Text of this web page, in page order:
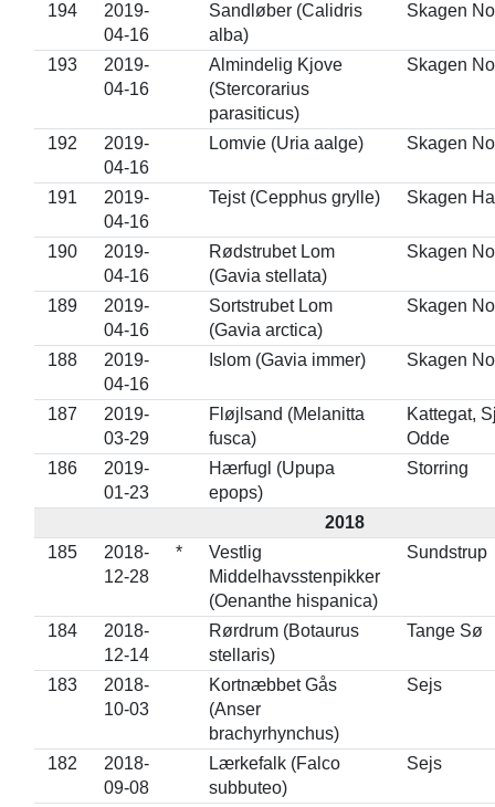
194
2019-
04-16
Sandløber (Calidris
alba)
Skagen
193
2019-
04-16
Almindelig Kjove
(Stercorarius
parasiticus)
Skagen
192
2019-
04-16
Lomvie (Uria aalge) Skagen
191
2019-
04-16
Tejst (Cepphus grylle) Skagen
190
2019-
04-16
Rødstrubet Lom
(Gavia stellata)
Skagen
189
2019-
04-16
Sortstrubet Lom
(Gavia arctica)
Skagen
188
2019-
04-16
Islom (Gavia immer) Skagen
187
2019-
03-29
Fløjlsand (Melanitta
fusca)
Kattegat,
Odde
186
2019-
01-23
Hærfugl (Upupa
epops)
Storring
2018
185
2018-
12-28
*
Vestlig
Middelhavsstenpikker
(Oenanthe hispanica)
Sundstrup
184
2018-
12-14
Rørdrum (Botaurus
stellaris)
Tange Sø
183
2018-
10-03
Kortnæbbet Gås
(Anser
brachyrhynchus)
Sejs
182
2018-
09-08
Lærkefalk (Falco
subbuteo)
Sejs